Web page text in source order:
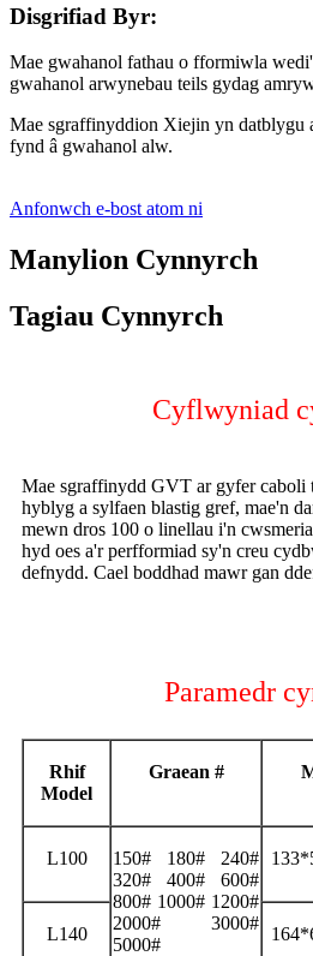
Disgrifiad Byr:
Mae gwahanol fathau o fformiwla
gwahanol arwynebau teils gydag
Mae sgraffinyddion Xiejin yn
fynd â gwahanol alw.
Anfonwch e-bost atom ni
Manylion Cynnyrch
Tagiau Cynnyrch
Cyflwyniad
Mae sgraffinydd GVT ar gyfer caboli
hyblyg a sylfaen blastig gref, mae'n
mewn dros 100 o linellau i'n
hyd oes a'r perfformiad sy'n creu
defnydd. Cael boddhad mawr gan
Paramedr
Rhif
Model
Graean #
L100
150# 180# 240#
320# 400# 600#
800# 1000# 1200#
2000# 3000#
5000#
L140